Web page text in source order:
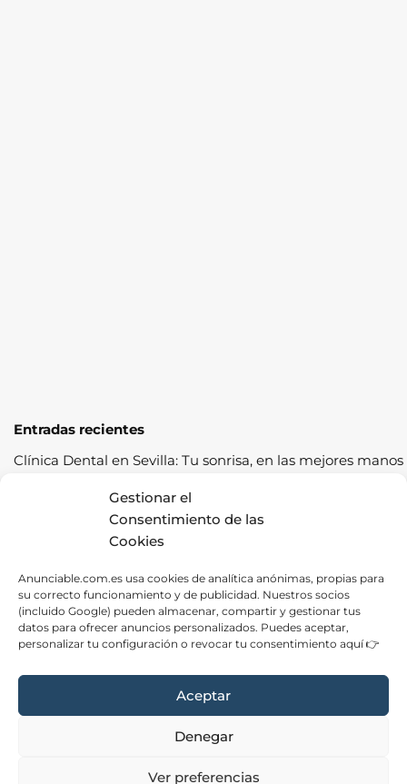
Gestionar el
Consentimiento de las
Cookies
Anunciable.com.es usa cookies de analítica anónimas, propias para
su correcto funcionamiento y de publicidad. Nuestros socios
(incluido Google) pueden almacenar, compartir y gestionar tus
datos para ofrecer anuncios personalizados. Puedes aceptar,
personalizar tu configuración o revocar tu consentimiento aquí 👉
Aceptar
Denegar
Ver preferencias
Entradas recientes
Clínica Dental en Sevilla: Tu sonrisa, en las mejores manos
Cómo pasar la ITV a la primera: guía completa con
consejos prácticos
Los cereales sostenibles representan una oportunidad de
Fábrica de Canapés en Barcelona: La Mejor Opción para
tu Descanso
Las ventajas de contratar una empresa de alquiler de
carpas para tus eventos
Privacidad Cookies